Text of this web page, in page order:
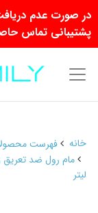
در صورت عدم
پشتیبانی تماس
خانه
فهرست
لیتر